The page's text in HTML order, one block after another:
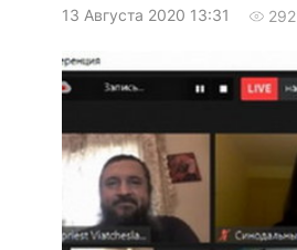
13 Августа 2020 13:31 292